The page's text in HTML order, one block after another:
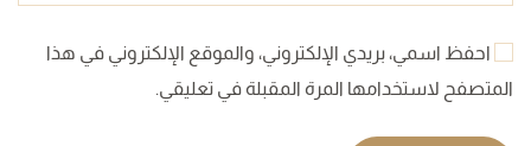
احفظ اسمي، بريدي الإلكتروني، والموقع الإلكتروني في هذا
المتصفح لاستخدامها المرة المقبلة في تعليقي.